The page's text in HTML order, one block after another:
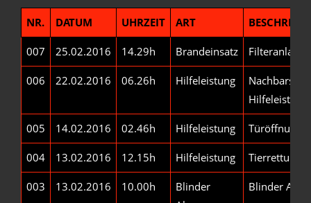
NR. DATUM UHRZEIT ART
007 25.02.2016 14.29h Brandeinsatz
006 22.02.2016 06.26h Hilfeleistung
Hilfeleistung
005 14.02.2016 02.46h Hilfeleistung Türöffnung
004 13.02.2016 12.15h Hilfeleistung Tierrettung
003 13.02.2016 10.00h
Blinder
Blinder